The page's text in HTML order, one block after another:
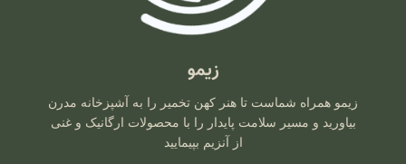
زیمو
زیمو همراه شماست تا هنر کهن تخمیر را به آشپزخانه مدرن
بیاورید و مسیر سلامت پایدار را با محصولات ارگانیک و غنی
از آنزیم بپیمایید